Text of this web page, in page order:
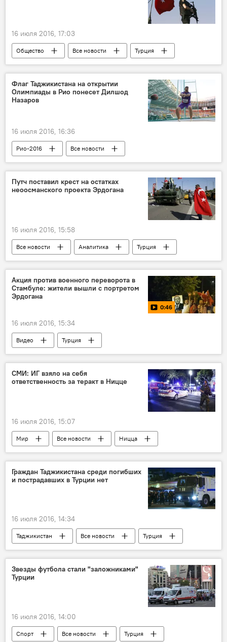
16 июля 2016, 17:03
Общество Все новости
Турция
госпереворот
Реджеп Тайип Эрдоган
Флаг Таджикистана на открытии
Олимпиады в Рио понесет Дилшод
Назаров
16 июля 2016, 16:36
Рио-2016
Все новости
Рио-де-Жанейро
Допинг-скандал вокруг Дильшода Назарова
Таджикистан
Спорт
Путч поставил крест на остатках
неоосманского проекта Эрдогана
16 июля 2016, 15:58
Все новости Аналитика
Турция
Ростислав Ищенко
госпереворот
Акция против военного переворота в
Стамбуле: жители вышли с портретом
Эрдогана
0:46
16 июля 2016, 15:34
Видео
Турция
Реджеп Тайип Эрдоган
госпереворот
СМИ: ИГ взяло на себя
ответственность за теракт в Ницце
16 июля 2016, 15:07
Мир Все новости
Ницца
теракт
жертвы ИГИЛ
Граждан Таджикистана среди погибших
и пострадавших в Турции нет
16 июля 2016, 14:34
Таджикистан Все новости
Турция
госпереворот
Реджеп Тайип Эрдоган
Звезды футбола стали "заложниками"
Турции
16 июля 2016, 14:00
Спорт Все новости Турция